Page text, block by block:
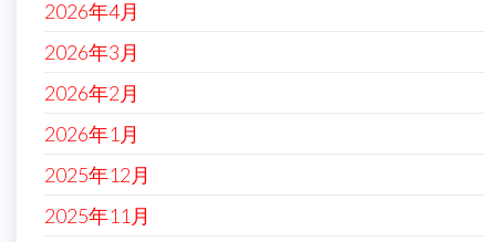
2026年4月
2026年3月
2026年2月
2026年1月
2025年12月
2025年11月